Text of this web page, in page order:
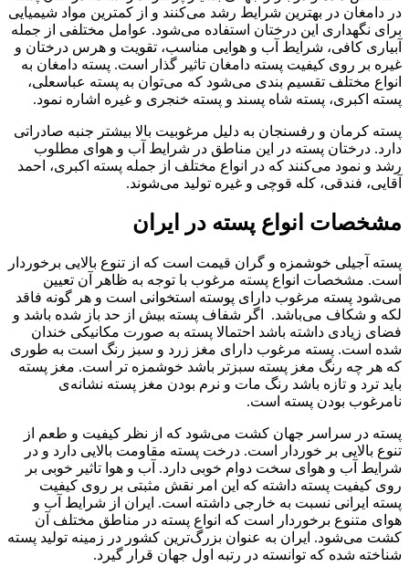
در دامغان در بهترین شرایط رشد می‌کنند و از کمترین مواد شیمیایی
برای نگهداری این درختان استفاده می‌شود. عوامل مختلفی از جمله
آبیاری کافی، شرایط آب و هوایی مناسب، تقویت و هرس درختان و
غیره بر روی کیفیت پسته دامغان تاثیر گذار است. پسته دامغان به
انواع مختلف تقسیم بندی می‌شود که می‌توان به پسته عباسعلی،
پسته اکبری، پسته شاه پسند و پسته خنجری و غیره اشاره نمود.
پسته کرمان و رفسنجان به دلیل مرغوبیت بالا بیشتر جنبه صادراتی
دارد. درختان پسته در این مناطق در شرایط آب و هوای مطلوب
رشد و نمود می‌کنند که در انواع مختلف از جمله پسته اکبری، احمد
آقایی، فندقی، کله قوچی و غیره تولید می‌شوند.
مشخصات انواع پسته در ایران
پسته آجیلی خوشمزه و گران قیمت است که از تنوع بالایی برخوردار
است. مشخصات انواع پسته مرغوب با توجه به ظاهر آن تعیین
می‌شود پسته مرغوب دارای پوسته استخوانی است و هر گونه فاقد
لکه و شکاف می‌باشد. اگر شفاف پسته بیش از حد باز شده باشد و
فضای زیادی داشته باشد احتمالا پسته به صورت مکانیکی خندان
شده است. پسته مرغوب دارای مغز زرد و سبز رنگ است به طوری
که هر چه رنگ مغز پسته سبزتر باشد خوشمزه تر است. مغز پسته
باید ترد و تازه باشد رنگ مات و نرم بودن مغز پسته نشانه‌ی
نامرغوب بودن پسته است.
پسته در سراسر جهان کشت می‌شود که از نظر کیفیت و طعم از
تنوع بالایی بر خوردار است. درخت پسته مقاومت بالایی دارد و در
شرایط آب و هوای سخت دوام خوبی دارد. آب و هوا تاثیر خوبی بر
روی کیفیت پسته داشته که این امر نقش مثبتی بر روی کیفیت
پسته ایرانی نسبت به خارجی داشته است. ایران از شرایط آب و
هوای متنوع برخوردار است که انواع پسته در مناطق مختلف آن
کشت می‌شود. ایران به عنوان بزرگ‌ترین کشور در زمینه تولید پسته
شناخته شده که توانسته در رتبه اول جهان قرار گیرد.